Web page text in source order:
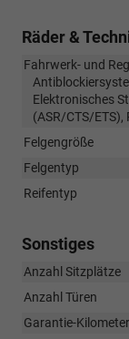
Räder &
Fahrwerk- und
Elektronisches
(ASR/CTS/
Felgengröße
Felgentyp
Reifentyp
Sonstiges
Anzahl Sitzplätze
Anzahl Türen
Garantie-Kilometer